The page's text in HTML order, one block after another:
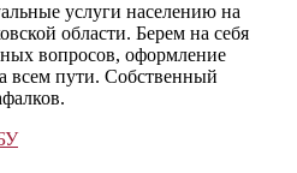
услуги населению на
области. Берем на себя
вопросов, оформление
всем пути. Собственный